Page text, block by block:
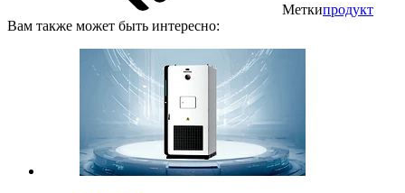
Меткипродукт
Вам также может быть интересно: